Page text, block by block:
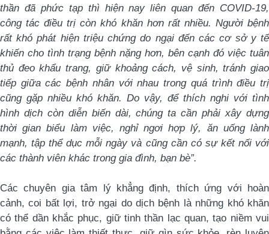
thần đã phức tạp thì hiện nay liên quan đến COVID-19,
công tác điều trị còn khó khăn hơn rất nhiều. Người bệnh
rất khó phát hiện triệu chứng do ngại đến các cơ sở y tế
khiến cho tình trạng bệnh nặng hơn, bên cạnh đó việc tuân
thủ đeo khẩu trang, giữ khoảng cách, vệ sinh, tránh giao
tiếp giữa các bệnh nhân với nhau trong quá trình điều trị
cũng gặp nhiều khó khăn. Do vậy, để thích nghi với tình
hình dịch còn diễn biến dài, chúng ta cần phải xây dựng
thời gian biểu làm việc, nghỉ ngơi hợp lý, ăn uống lành
mạnh, tập thể dục mỗi ngày và cũng cần có sự kết nối với
các thành viên khác trong gia đình, bạn bè”.
Các chuyên gia tâm lý khẳng định, thích ứng với hoàn
cảnh, coi bất lợi, trở ngại do dịch bệnh là những khó khăn
có thể dần khắc phục, giữ tinh thần lạc quan, tạo niềm vui